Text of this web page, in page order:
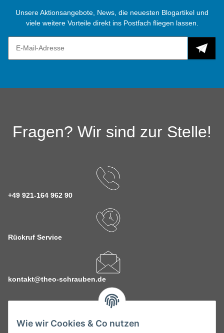
Wie wir Cookies & Co nutzen
Unsere Aktionsangebote, News, die neuesten Blogartikel und
viele weitere Vorteile direkt ins Postfach fliegen lassen.
Fragen? Wir sind zur Stelle!
+49 921-164 962 90
Rückruf Service
kontakt@theo-schrauben.de